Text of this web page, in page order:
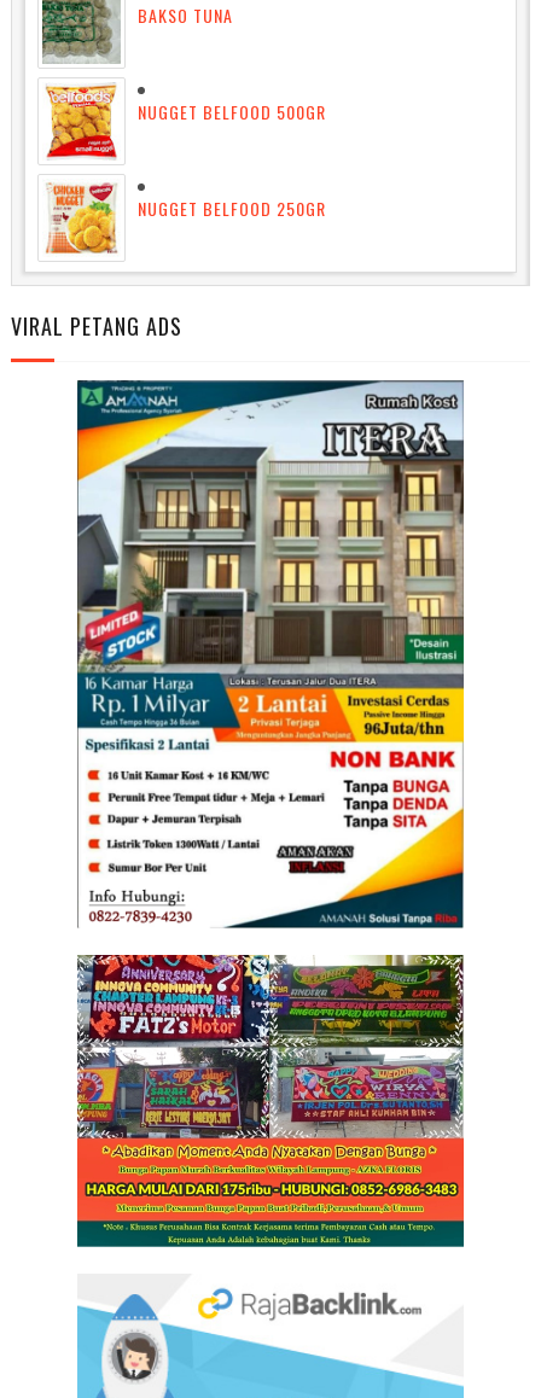
BAKSO TUNA
NUGGET BELFOOD 500GR
NUGGET BELFOOD 250GR
VIRAL PETANG ADS